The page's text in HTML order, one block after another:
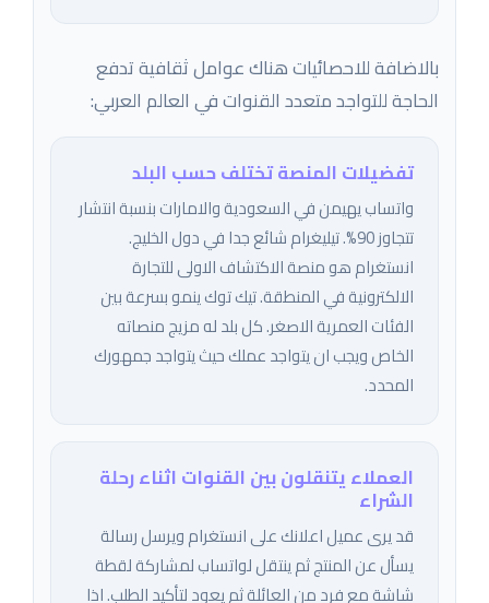
بالاضافة للاحصائيات هناك عوامل ثقافية تدفع
الحاجة للتواجد متعدد القنوات في العالم العربي:
تفضيلات المنصة تختلف حسب البلد
واتساب يهيمن في السعودية والامارات بنسبة انتشار
تتجاوز 90%. تيليغرام شائع جدا في دول الخليج.
انستغرام هو منصة الاكتشاف الاولى للتجارة
الالكترونية في المنطقة. تيك توك ينمو بسرعة بين
الفئات العمرية الاصغر. كل بلد له مزيج منصاته
الخاص ويجب ان يتواجد عملك حيث يتواجد جمهورك
المحدد.
العملاء يتنقلون بين القنوات اثناء رحلة
الشراء
قد يرى عميل اعلانك على انستغرام ويرسل رسالة
يسأل عن المنتج ثم ينتقل لواتساب لمشاركة لقطة
شاشة مع فرد من العائلة ثم يعود لتأكيد الطلب. اذا